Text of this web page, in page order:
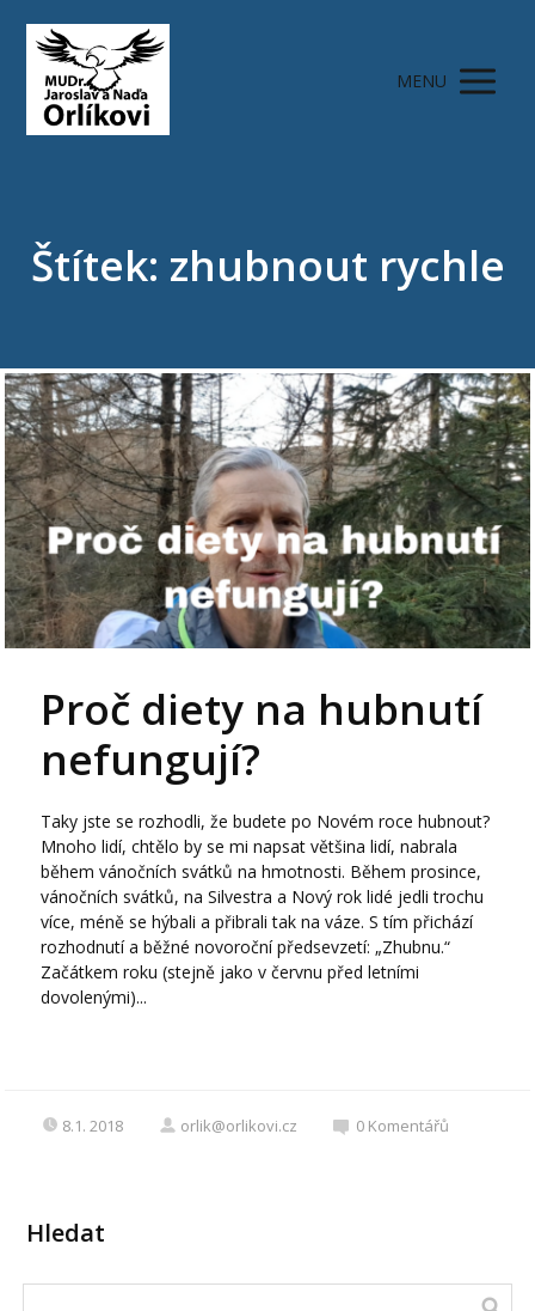
MENU
Štítek: zhubnout rychle
Proč diety na hubnutí
nefungují?
Taky jste se rozhodli, že budete po Novém roce hubnout?
Mnoho lidí, chtělo by se mi napsat většina lidí, nabrala
během vánočních svátků na hmotnosti. Během prosince,
vánočních svátků, na Silvestra a Nový rok lidé jedli trochu
více, méně se hýbali a přibrali tak na váze. S tím přichází
rozhodnutí a běžné novoroční předsevzetí: „Zhubnu.“
Začátkem roku (stejně jako v červnu před letními
dovolenými)...
8.1. 2018 orlik@orlikovi.cz 0 Komentářů
Hledat